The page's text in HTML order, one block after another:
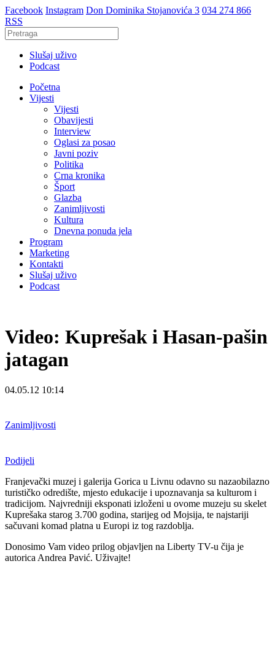
Facebook Instagram Don Dominika Stojanovića 3 034 274 866
RSS
Slušaj uživo
Podcast
Početna
Vijesti
Vijesti
Obavijesti
Interview
Oglasi za posao
Javni poziv
Politika
Crna kronika
Šport
Glazba
Zanimljivosti
Kultura
Dnevna ponuda jela
Program
Marketing
Kontakti
Slušaj uživo
Podcast
Video: Kuprešak i Hasan-pašin
jatagan
04.05.12 10:14
Zanimljivosti
Podijeli
Franjevački muzej i galerija Gorica u Livnu odavno su nazaobilazno
turističko odredište, mjesto edukacije i upoznavanja sa kulturom i
tradicijom. Najvredniji eksponati izloženi u ovome muzeju su skelet
Kuprešaka starog 3.700 godina, starijeg od Mojsija, te najstariji
sačuvani komad platna u Europi iz tog razdoblja.
Donosimo Vam video prilog objavljen na Liberty TV-u čija je
autorica Andrea Pavić. Uživajte!